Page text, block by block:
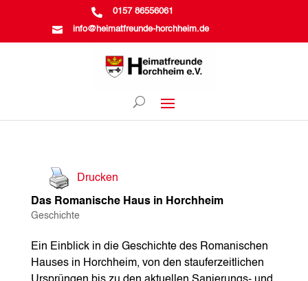
 0157 86556061
 info@heimatfreunde-horchheim.de
Drucken
Das Romanische Haus in Horchheim
Geschichte
Ein Einblick in die Geschichte des Romanischen
Hauses in Horchheim, von den stauferzeitlichen